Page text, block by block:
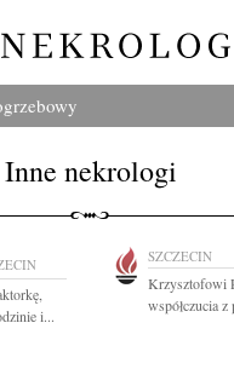
Inne nekrologi
i...
SZCZECIN
Krzysztofowi
współczucia